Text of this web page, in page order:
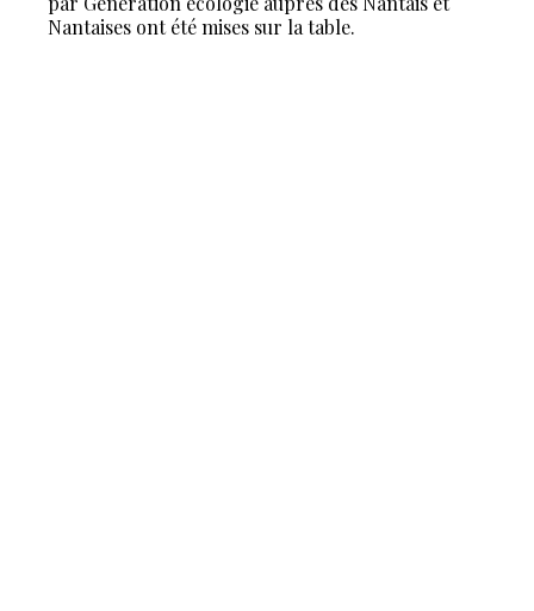
Nantaises ont été mises sur la table.